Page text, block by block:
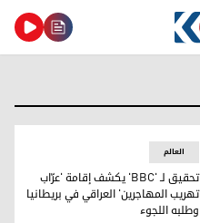
العالم
تحقيق لـ 'BBC' يكشف إقامة 'عرّاب
تهريب المهاجرين' العراقي في بريطانيا
وطلبه اللجوء